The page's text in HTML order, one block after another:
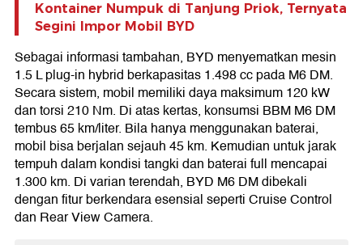
Kontainer Numpuk di Tanjung Priok, Ternyata
Segini Impor Mobil BYD
Sebagai informasi tambahan, BYD menyematkan mesin
1.5 L plug-in hybrid berkapasitas 1.498 cc pada M6 DM.
Secara sistem, mobil memiliki daya maksimum 120 kW
dan torsi 210 Nm. Di atas kertas, konsumsi BBM M6 DM
tembus 65 km/liter. Bila hanya menggunakan baterai,
mobil bisa berjalan sejauh 45 km. Kemudian untuk jarak
tempuh dalam kondisi tangki dan baterai full mencapai
1.300 km. Di varian terendah, BYD M6 DM dibekali
dengan fitur berkendara esensial seperti Cruise Control
dan Rear View Camera.